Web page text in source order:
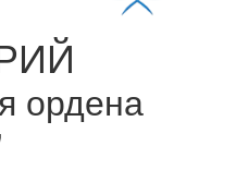
ордена